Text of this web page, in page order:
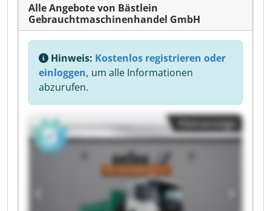
Alle Angebote von Bästlein
Gebrauchtmaschinenhandel GmbH
Hinweis: Kostenlos registrieren oder
einloggen, um alle Informationen
abzurufen.
Kleinanzeige